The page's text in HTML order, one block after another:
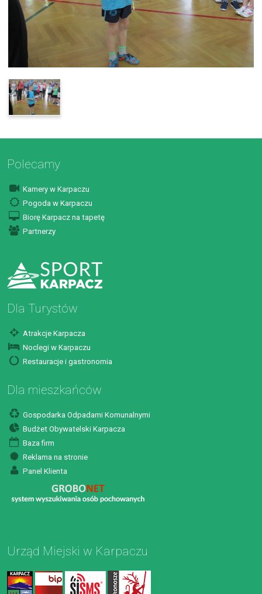
Polecamy
Kamery w Karpaczu
Pogoda w Karpaczu
Biorę Karpacz na tapetę
Partnerzy
Dla Turystów
Atrakcje Karpacza
Noclegi w Karpaczu
Restauracje i gastronomia
Dla mieszkańców
Gospodarka Odpadami Komunalnymi
Budżet Obywatelski Karpacza
Baza firm
Reklama na stronie
Panel Klienta
Urząd Miejski w Karpaczu